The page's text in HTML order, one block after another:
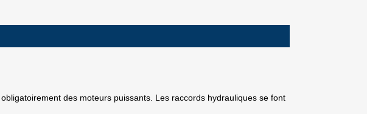
des moteurs puissants. Les raccords hydrauliques se font